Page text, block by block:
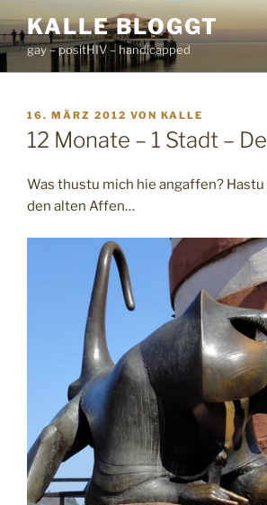
Inhalt
springen
KALLE BLOGGT
gay – positHIV – handicapped
VERÖFFENTLICHT
AM
16. MÄRZ 2012 VON KALLE
12 Monate – 1 Stadt –
Was thustu mich hie angaffen?
den alten Affen…